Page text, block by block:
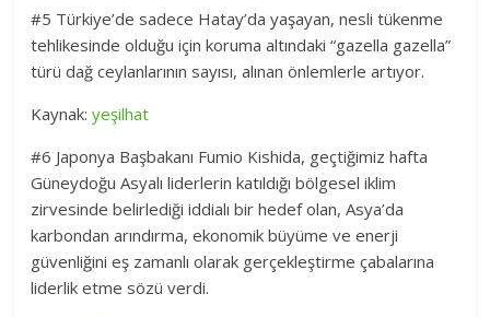
#5 Türkiye’de sadece Hatay’da yaşayan, nesli tükenme
tehlikesinde olduğu için koruma altındaki “gazella gazella”
türü dağ ceylanlarının sayısı, alınan önlemlerle artıyor.
Kaynak:yeşilhat
#6 Japonya Başbakanı Fumio Kishida, geçtiğimiz hafta
Güneydoğu Asyalı liderlerin katıldığı bölgesel iklim
zirvesinde belirlediği iddialı bir hedef olan, Asya’da
karbondan arındırma, ekonomik büyüme ve enerji
güvenliğini eş zamanlı olarak gerçekleştirme çabalarına
liderlik etme sözü verdi.